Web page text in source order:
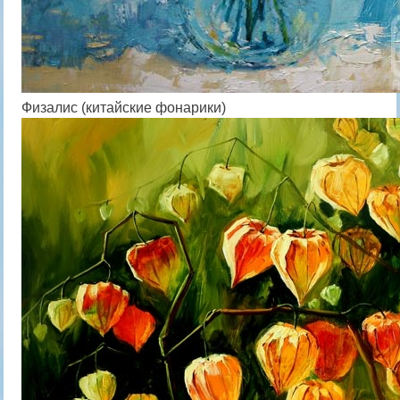
Физалис (китайские фонарики)